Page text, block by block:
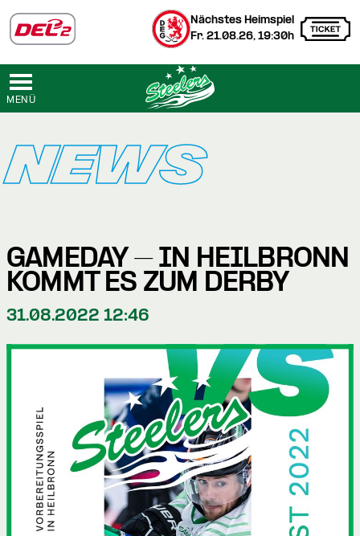
Nächstes Heimspiel
Fr. 21.08.26, 19:30h
MENÜ
NEWS
GAMEDAY – IN HEILBRONN
KOMMT ES ZUM DERBY
31.08.2022 12:46